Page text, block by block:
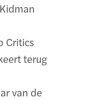
Critics
terug
van de